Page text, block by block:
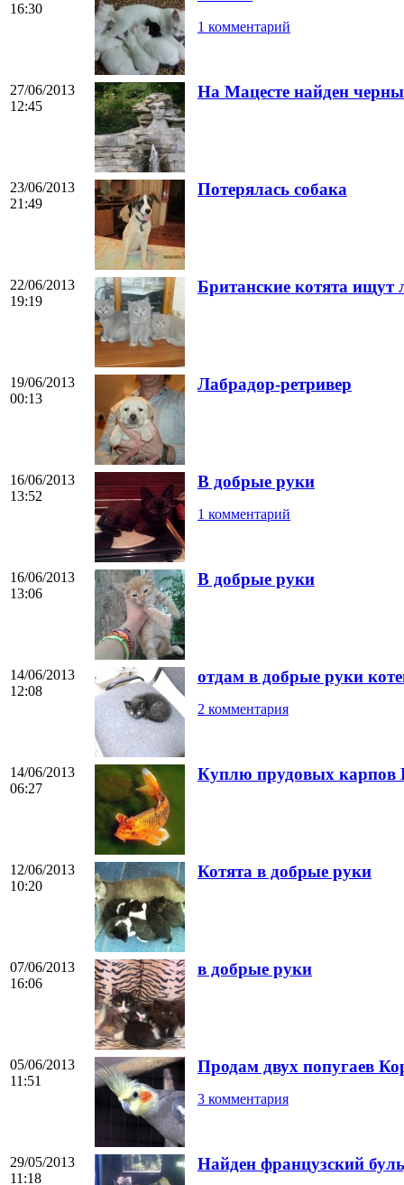
16:30
1 комментарий
27/06/2013
12:45
На Мацесте найден
23/06/2013
21:49
Потерялась собака
22/06/2013
19:19
Британские котята ищут
19/06/2013
00:13
Лабрадор-ретривер
16/06/2013
13:52
В добрые руки
1 комментарий
16/06/2013
13:06
В добрые руки
14/06/2013
12:08
отдам в добрые руки
2 комментария
14/06/2013
06:27
Куплю прудовых
12/06/2013
10:20
Котята в добрые руки
07/06/2013
16:06
в добрые руки
05/06/2013
11:51
Продам двух попугаев
3 комментария
29/05/2013
11:18
Найден французский